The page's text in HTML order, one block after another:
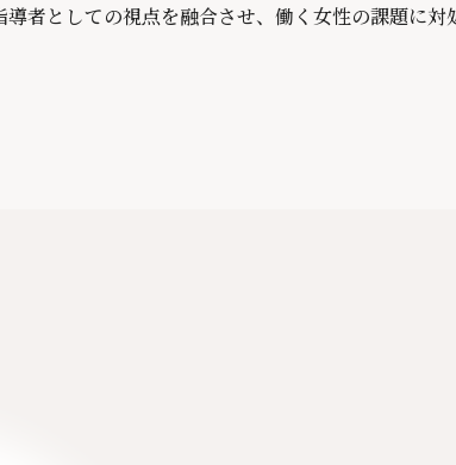
者としての視点を融合させ、働く女性の課題に